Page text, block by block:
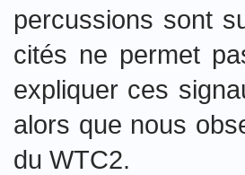
percussions sont
cités ne permet
expliquer ces
alors que nous
du WTC2.